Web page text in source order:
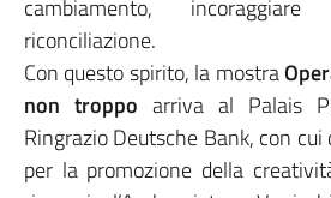
cambiamento,
riconciliazione.
Con questo spirito, la mostra
non troppo arriva al Palais
Ringrazio Deutsche Bank, con
per la promozione della